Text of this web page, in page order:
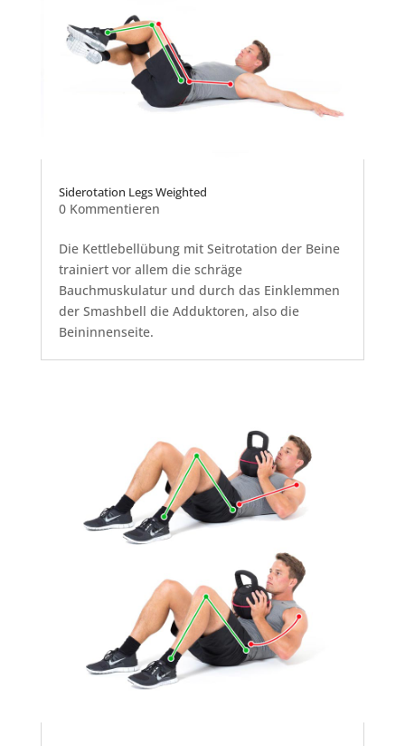
Siderotation Legs Weighted
0 Kommentieren
Die Kettlebellübung mit Seitrotation der Beine
trainiert vor allem die schräge
Bauchmuskulatur und durch das Einklemmen
der Smashbell die Adduktoren, also die
Beininnenseite.